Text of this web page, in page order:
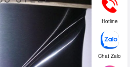
Hotline
Chat Zalo